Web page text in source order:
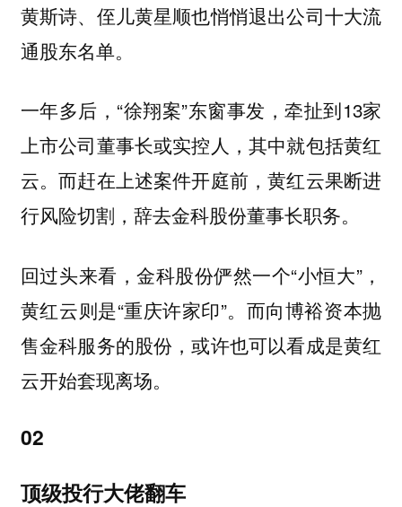
黄斯诗、侄儿黄星顺也悄悄退出公司十大流
通股东名单。
一年多后，“徐翔案”东窗事发，牵扯到13家
上市公司董事长或实控人，其中就包括黄红
云。而赶在上述案件开庭前，黄红云果断进
行风险切割，辞去金科股份董事长职务。
回过头来看，金科股份俨然一个“小恒大”，
黄红云则是“重庆许家印”。而向博裕资本抛
售金科服务的股份，或许也可以看成是黄红
云开始套现离场。
02
顶级投行大佬翻车